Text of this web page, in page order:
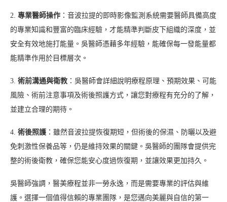
2. 專業醫師操作 ：音波拉提的即時影像監測系統需要醫師具備高度
的專業知識和豐富的臨床經驗，才能精準判斷皮下組織的深度，並
安全有效地施打能量。吳醫師憑藉多年經驗，能確保每一發能量都
能精準作用於目標層次。
3. 術前溝通與衛教 ：吳醫師會詳細說明療程原理、預期效果、可能
風險、術前注意事項及術後照護方式，讓您對療程有充分的了解，
並建立合理的期待。
4. 術後照護 ：雖然音波拉提恢復期短，但術後的保濕、防曬以及避
免刺激性保養品等，仍是維持效果的關鍵。吳醫師的團隊會提供完
整的術後衛教，確保您能安心度過恢復期，並讓效果更加持久。
吳醫師強調，醫美療程並非一勞永逸，而是需要專業的評估與維
護。選擇一個值得信賴的專業團隊，是您邁向美麗與自信的第一